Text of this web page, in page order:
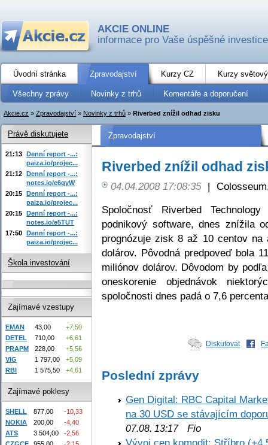
AKCIE ONLINE
informace pro Vaše úspěšné investice
Úvodní stránka Zpravodajství Kurzy CZ Kurzy
Všechny zprávy Novinky z trhů Komentáře a doporučení
Akcie.cz » Zpravodajství » Novinky z trhů » Riverbed znížil odhad zisku
Zpravodajství
Riverbed znížil odhad
04.04.2008 17:08:35 |
Spoločnosť Riverbed
podnikový software, dnes znížila
prognózuje zisk 8 až 10 centov
dolárov. Pôvodná predpoveď bola
miliónov dolárov. Dôvodom by
oneskorenie objednávok
spoločnosti dnes padá o 7,6
Diskutovat
Poslední zprávy
Gen Digital: RBC Capital
na 30 USD se stávajícím
07.08. 13:17Fio
Právě diskutujete
21:13 Denní report -...:
paiza.io/projec...
21:12 Denní report -...:
notes.io/e6qyW
20:15 Denní report -...:
paiza.io/projec...
20:15 Denní report -...:
notes.io/e5TUT
17:50 Denní report -...:
paiza.io/projec...
Škola investování
Zajímavé vzestupy
EMAN 43,00
+7,50
DETEL
710,00
+6,61
PRAPM
228,00
+5,56
VIG
1 797,00
+5,09
RBI
1 575,50 +4,61
Zajímavé poklesy
SHELL 877,00
-10,33
NOKIA
200,00
-4,40
ATS
3 504,00
-2,56